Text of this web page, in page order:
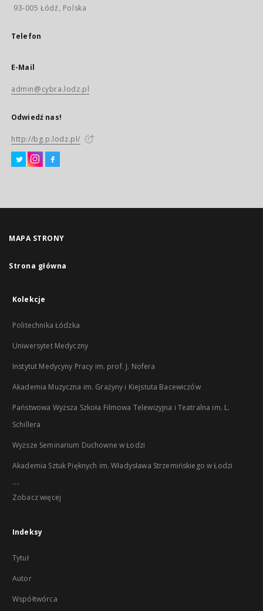
93-005 Łódź, Polska
Telefon
E-Mail
admin@cybra.lodz.pl
Odwiedź nas!
http://bg.p.lodz.pl/
MAPA STRONY
Strona główna
Kolekcje
Politechnika Łódzka
Uniwersytet Medyczny
Instytut Medycyny Pracy im. prof. J. Nofera
Akademia Muzyczna im. Grażyny i Kiejstuta Bacewiczów
Państwowa Wyższa Szkoła Filmowa Telewizyjna i Teatralna im. L.
Schillera
Wyższe Seminarium Duchowne w Łodzi
Akademia Sztuk Pięknych im. Władysława Strzemińskiego w Łodzi
...
Zobacz więcej
Indeksy
Tytuł
Autor
Współtwórca